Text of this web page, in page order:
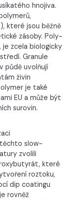
hnojiva.
které jsou běžně
zásoby. Poly-
zcela biologicky
Granule
půdě uvolňují
živin
je také
EU a může být
surovin.
slow-
zvolili
které
roztoku,
dip coatingu
rovněž